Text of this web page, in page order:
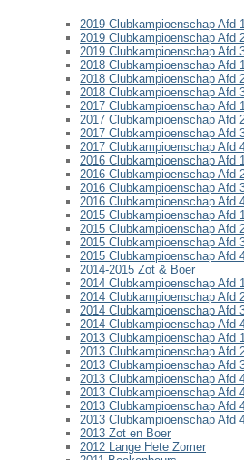
2019 Clubkampioenschap Afd
2019 Clubkampioenschap Afd
2019 Clubkampioenschap Afd
2018 Clubkampioenschap Afd
2018 Clubkampioenschap Afd
2018 Clubkampioenschap Afd
2017 Clubkampioenschap Afd
2017 Clubkampioenschap Afd
2017 Clubkampioenschap Afd
2017 Clubkampioenschap Afd
2016 Clubkampioenschap Afd
2016 Clubkampioenschap Afd
2016 Clubkampioenschap Afd
2016 Clubkampioenschap Afd
2015 Clubkampioenschap Afd
2015 Clubkampioenschap Afd
2015 Clubkampioenschap Afd
2015 Clubkampioenschap Afd
2014-2015 Zot & Boer
2014 Clubkampioenschap Afd
2014 Clubkampioenschap Afd
2014 Clubkampioenschap Afd
2014 Clubkampioenschap Afd
2013 Clubkampioenschap Afd
2013 Clubkampioenschap Afd
2013 Clubkampioenschap Afd
2013 Clubkampioenschap Afd
2013 Clubkampioenschap Afd
2013 Clubkampioenschap Afd
2013 Clubkampioenschap Afd
2013 Zot en Boer
2012 Lange Hete Zomer